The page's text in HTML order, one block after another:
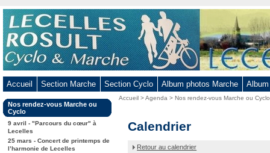
Aller
au
contenu
-
Aller
menu
principal
-
Aller
la
Accueil Section Marche Section Cyclo Album photos Marche
Dans
la
rubrique
:
Nos rendez-vous Marche ou
Cyclo
9 avril - "Parcours du cœur" à
Lecelles
25 mars - Concert de printemps de
l’harmonie de Lecelles
Vous
Accueil >Agenda>Nos rendez-vous Marche ou Cyclo
« Le
Bassin
Rond »
Calendrier
Retour au calendrier